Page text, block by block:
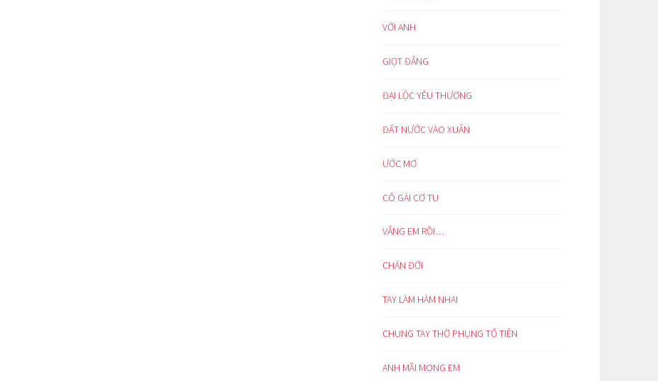
VỚI ANH
GIỌT ĐẮNG
ĐẠI LỘC YÊU THƯƠNG
ĐẤT NƯỚC VÀO XUÂN
ƯỚC MƠ
CÔ GÁI CƠ TU
VẮNG EM RỒI…
CHÁN ĐỜI
TAY LÀM HÀM NHAI
CHUNG TAY THỜ PHỤNG TỔ TIÊN
ANH MÃI MONG EM